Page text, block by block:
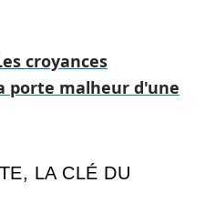
croyances
porte malheur d'une
LA CLÉ DU